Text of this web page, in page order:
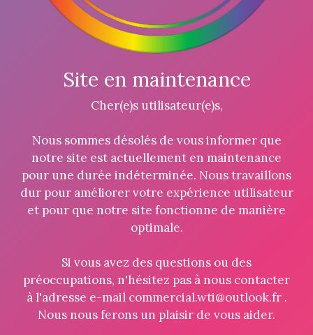
Site en maintenance
Cher(e)s utilisateur(e)s,
Nous sommes désolés de vous informer que
notre site est actuellement en maintenance
pour une durée indéterminée. Nous travaillons
dur pour améliorer votre expérience utilisateur
et pour que notre site fonctionne de manière
optimale.
Si vous avez des questions ou des
préoccupations, n'hésitez pas à nous contacter
à l'adresse e-mail commercial.wti@outlook.fr .
Nous nous ferons un plaisir de vous aider.